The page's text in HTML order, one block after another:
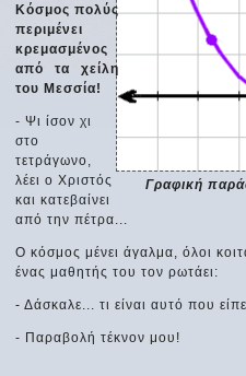
Γραφική
Κόσμος πολύς
περιμένει
κρεμασμένος
από τα χείλη
του Μεσσία!
- Ψι ίσον χι
στο
τετράγωνο,
λέει ο Χριστός
και κατεβαίνει
από την πέτρα...
Ο κόσμος μένει άγαλμα, όλοι
ένας μαθητής του τον ρωτάει:
- Δάσκαλε... τι είναι αυτό που
- Παραβολή τέκνον μου!